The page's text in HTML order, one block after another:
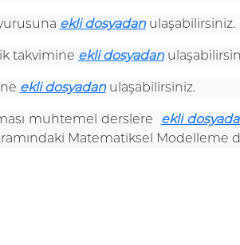
ekli dosyadanulaşabilirsiniz.
takvimine ekli dosyadan
ekli dosyadanulaşabilirsiniz.
muhtemel derslere ekli
Matematiksel Modelleme